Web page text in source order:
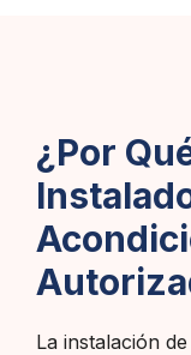
¿Por
La instalación